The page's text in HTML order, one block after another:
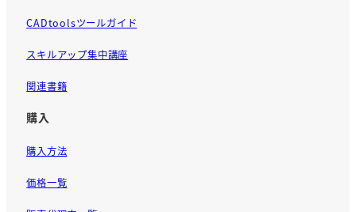
CADtoolsツールガイド
スキルアップ集中講座
関連書籍
購入
購入方法
価格一覧